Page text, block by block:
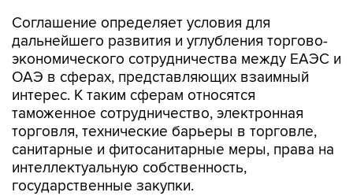
Соглашение определяет условия для
дальнейшего развития и углубления торгово-
экономического сотрудничества между ЕАЭС и
ОАЭ в сферах, представляющих взаимный
интерес. К таким сферам относятся
таможенное сотрудничество, электронная
торговля, технические барьеры в торговле,
санитарные и фитосанитарные меры, права на
интеллектуальную собственность,
государственные закупки.